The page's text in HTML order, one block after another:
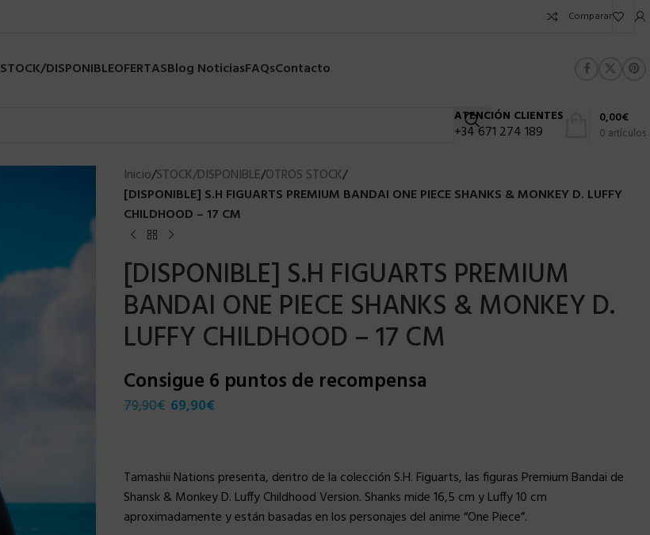
Comparar
STOCK/DISPONIBLEOFERTASBlog NoticiasFAQsContacto
ATENCIÓN CLIENTES
+34 671 274 189 0 artículos
0,00€
Inicio/STOCK/DISPONIBLE/OTROS STOCK/
[DISPONIBLE] S.H FIGUARTS PREMIUM BANDAI ONE PIECE SHANKS & MONKEY D. LUFFY
CHILDHOOD – 17 CM
[DISPONIBLE] S.H FIGUARTS PREMIUM
BANDAI ONE PIECE SHANKS & MONKEY D.
LUFFY CHILDHOOD – 17 CM
Consigue 6 puntos de recompensa
79,90€ 69,90€
Tamashii Nations presenta, dentro de la colección S.H. Figuarts, las figuras Premium Bandai de
Shansk & Monkey D. Luffy Childhood Version. Shanks mide 16,5 cm y Luffy 10 cm
aproximadamente y están basadas en los personajes del anime “One Piece”.